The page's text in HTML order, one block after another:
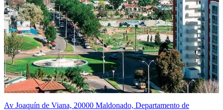
Av Joaquín de Viana, 20000 Maldonado, Departamento de